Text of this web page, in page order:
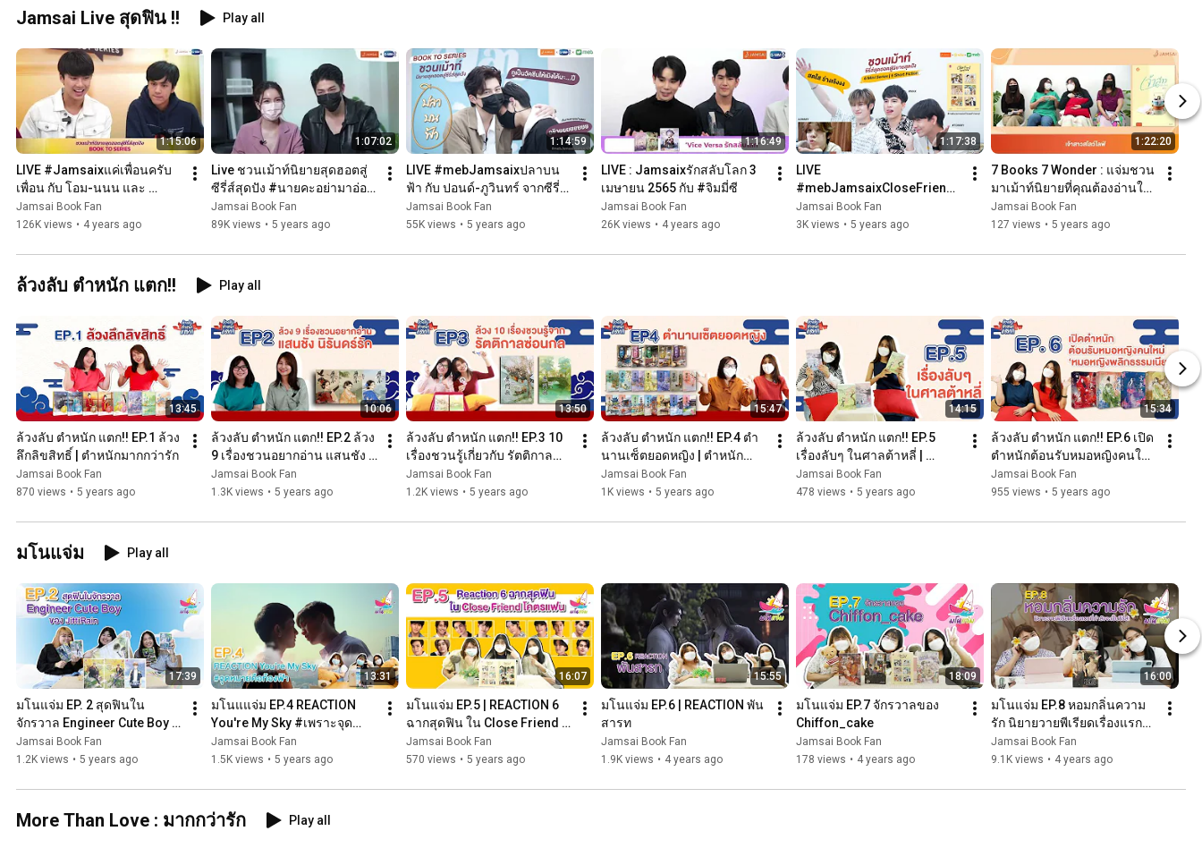
.
Jamsai Live สุดฟิน !! Play all
1:15:06
LIVE #Jamsaixแค่เพื่อนครับ
เพื่อน กับ โอม-นนน และ
afterday
Jamsai Book Fan
126K views • 4 years ago
1:07:02
Live ชวนเม้าท์นิยายสุดฮอตสู่
ซีรี่ส์สุดปัง #นายคะอย่ามาอ่อย
กับ ลุค-มุก [16/05/21]
Jamsai Book Fan
89K views • 5 years ago
1:14:59
LIVE #mebJamsaixปลาบน
ฟ้า กับ ปอนด์-ภูวินทร์ จากซีรี่ส์
ปลาบนฟ้า [22/05/21]
Jamsai Book Fan
55K views • 5 years ago
1:16:49
LIVE : Jamsaixรักสลับโลก 3
เมษายน 2565 กับ #จิมมี่ซี
Jamsai Book Fan
26K views • 4 years ago
1:17:38
LIVE
#mebJamsaixCloseFriend
with 4 guys: Jimmy-Tommy,
Max-Nat from Close Friend
Jamsai Book Fan
3K views • 5 years ago
1:22:20
7 Books 7 Wonder : แจ่มชวน
มาเม้าท์นิยายที่คุณต้องอ่านใน
ครึ่งปี 2021
Jamsai Book Fan
127 views • 5 years ago
ล้วงลับ ตำหนัก แตก!! Play all
13:45
ล้วงลับ ตำหนัก แตก!! EP.1 ล้วง
ลึกลิขสิทธิ์ | ตำหนักมากกว่ารัก
Jamsai Book Fan
870 views • 5 years ago
10:06
ล้วงลับ ตำหนัก แตก!! EP.2 ล้วง
9 เรื่องชวนอยากอ่าน แสนชัง นิ
รันดร์รัก | ตำหนักมากกว่ารัก
Jamsai Book Fan
1.3K views • 5 years ago
13:50
ล้วงลับ ตำหนัก แตก!! EP.3 10
เรื่องชวนรู้เกี่ยวกับ รัตติกาล
ซ่อนกล | ตำหนักมากกว่ารัก
Jamsai Book Fan
1.2K views • 5 years ago
15:47
ล้วงลับ ตำหนัก แตก!! EP.4 ตำ
นานเซ็ตยอดหญิง | ตำหนัก
มากกว่ารัก
Jamsai Book Fan
1K views • 5 years ago
14:15
ล้วงลับ ตำหนัก แตก!! EP.5
เรื่องลับๆ ในศาลต้าหลี่ |
ตำหนักมากกว่ารัก
Jamsai Book Fan
478 views • 5 years ago
15:34
ล้วงลับ ตำหนัก แตก!! EP.6 เปิด
ตำหนักต้อนรับหมอหญิงคนใหม่
‘หมอหญิงพลิกธรรมเนียม' |
ตำหนักมากกว่ารัก
Jamsai Book Fan
955 views • 5 years ago
มโนแจ่ม Play all
17:39
มโนแจ่ม EP. 2 สุดฟินใน
จักรวาล Engineer Cute Boy
ของ JittiRain
Jamsai Book Fan
1.2K views • 5 years ago
13:31
มโนแแจ่ม EP.4 REACTION
You're My Sky #เพราะจุด
หมายคือท้องฟ้า
Jamsai Book Fan
1.5K views • 5 years ago
16:07
มโนแจ่ม EP.5 | REACTION 6
ฉากสุดฟิน ใน Close Friend
โคตรแฟน
Jamsai Book Fan
570 views • 5 years ago
15:55
มโนแจ่ม EP.6 | REACTION พัน
สารท
Jamsai Book Fan
1.9K views • 4 years ago
18:09
มโนแจ่ม EP.7 จักรวาลของ
Chiffon_cake
Jamsai Book Fan
178 views • 4 years ago
16:00
มโนแจ่ม EP.8 หอมกลิ่นความ
รัก นิยายวายพีเรียดเรื่องแรกที่
กำลังจะเป็นซีรี่ส์!
Jamsai Book Fan
9.1K views • 4 years ago
More Than Love : มากกว่ารัก Play all